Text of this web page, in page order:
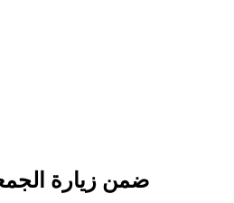
ضمن زيارة الجمعية